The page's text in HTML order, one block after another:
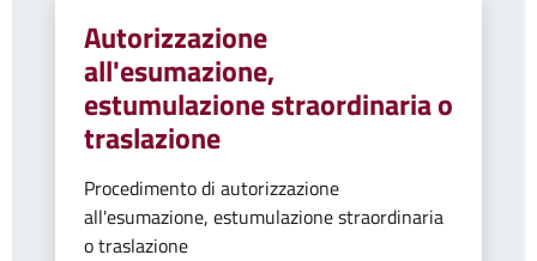
Autorizzazione
all'esumazione,
estumulazione straordinaria o
traslazione
Procedimento di autorizzazione
all'esumazione, estumulazione straordinaria
o traslazione